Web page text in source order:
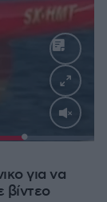
για να
βίντεο